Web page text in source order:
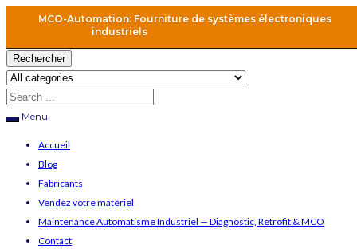
MCO-Automation: Fourniture de systèmes électroniques
industriels
Rechercher
Menu
Accueil
Blog
Fabricants
Vendez votre matériel
Maintenance Automatisme Industriel — Diagnostic, Rétrofit & MCO
Contact